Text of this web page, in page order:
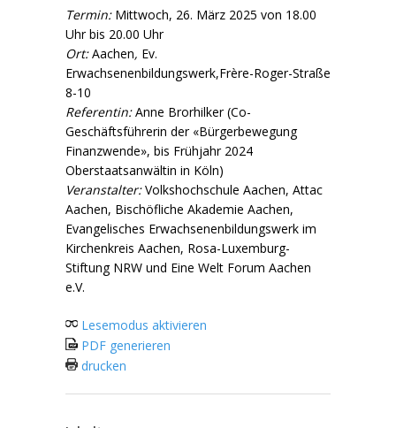
Termin: Mittwoch, 26. März 2025 von 18.00
Uhr bis 20.00 Uhr
Ort:Aachen, Ev.
Erwachsenenbildungswerk,Frère-Roger-Straße
8-10
Referentin:Anne Brorhilker (Co-
Geschäftsführerin der «Bürgerbewegung
Finanzwende», bis Frühjahr 2024
Oberstaatsanwältin in Köln)
Veranstalter:Volkshochschule Aachen, Attac
Aachen, Bischöfliche Akademie Aachen,
Evangelisches Erwachsenenbildungswerk im
Kirchenkreis Aachen, Rosa-Luxemburg-
Stiftung NRW und Eine Welt Forum Aachen
e.V.
Lesemodus aktivieren
PDF generieren
drucken